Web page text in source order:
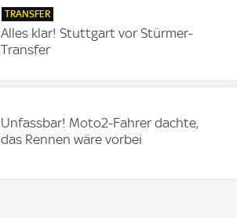
TRANSFER
Alles klar! Stuttgart vor Stürmer-
Transfer
Unfassbar! Moto2-Fahrer dachte,
das Rennen wäre vorbei